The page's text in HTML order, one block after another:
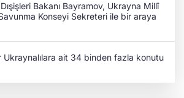
Bakanı Bayramov, Ukrayna Millî
Konseyi Sekreteri ile bir araya
Ukraynalılara ait 34 binden fazla konutu